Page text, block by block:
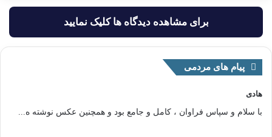
برای مشاهده دیدگاه ها کلیک نمایید
پیام های مردمی
هادی
با سلام و سپاس فراوان ، کامل و جامع بود و همچنین عکس نوشته ه...